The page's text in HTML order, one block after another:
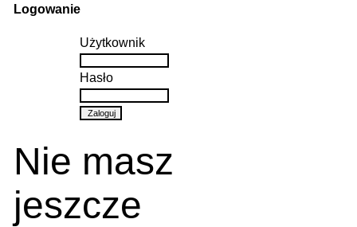
Logowanie
Użytkownik
Hasło
Nie masz
jeszcze